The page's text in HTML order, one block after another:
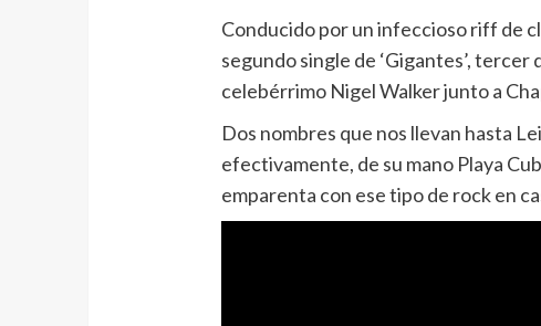
Conducido por un infeccioso riff de
segundo single de ‘Gigantes’,
celebérrimo Nigel Walker junto a
Dos nombres que nos llevan hasta
efectivamente, de su mano Playa
emparenta con ese tipo de rock en